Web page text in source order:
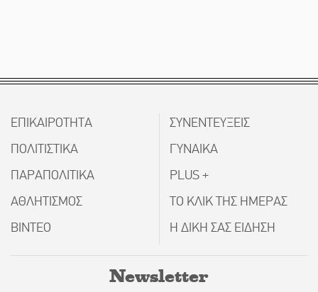
ΕΠΙΚΑΙΡΟΤΗΤΑ
ΠΟΛΙΤΙΣΤΙΚΑ
ΠΑΡΑΠΟΛΙΤΙΚΑ
ΑΘΛΗΤΙΣΜΟΣ
ΒΙΝΤΕΟ
ΣΥΝΕΝΤΕΥΞΕΙΣ
ΓΥΝΑΙΚΑ
PLUS +
ΤΟ ΚΛΙΚ ΤΗΣ ΗΜΕΡΑΣ
Η ΔΙΚΗ ΣΑΣ ΕΙΔΗΣΗ
Newsletter